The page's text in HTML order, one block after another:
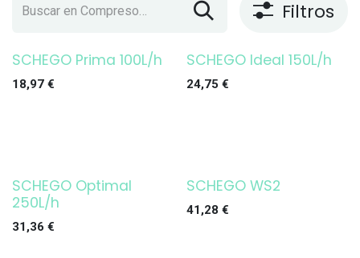
Filtros
SCHEGO Prima 100L/h
18,97 €
SCHEGO Ideal 150L/h
24,75 €
SCHEGO Optimal
250L/h
31,36 €
SCHEGO WS2
41,28 €